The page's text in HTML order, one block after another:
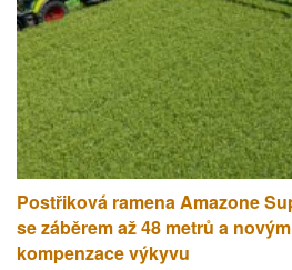
Postřiková ramena Amazone
se záběrem až 48 metrů a
kompenzace výkyvu